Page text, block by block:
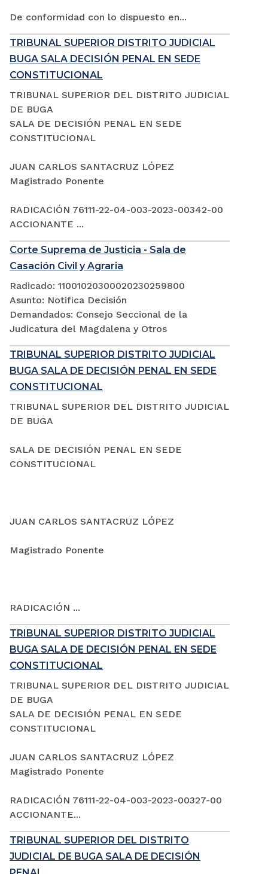
De conformidad con lo dispuesto en...
TRIBUNAL SUPERIOR DISTRITO JUDICIAL
BUGA SALA DECISIÓN PENAL EN SEDE
CONSTITUCIONAL
TRIBUNAL SUPERIOR DEL DISTRITO JUDICIAL
DE BUGA
SALA DE DECISIÓN PENAL EN SEDE
CONSTITUCIONAL
JUAN CARLOS SANTACRUZ LÓPEZ
Magistrado Ponente
RADICACIÓN 76111-22-04-003-2023-00342-00
ACCIONANTE ...
Corte Suprema de Justicia - Sala de
Casación Civil y Agraria
Radicado: 11001020300020230259800
Asunto: Notifica Decisión
Demandados: Consejo Seccional de la
Judicatura del Magdalena y Otros
TRIBUNAL SUPERIOR DISTRITO JUDICIAL
BUGA SALA DE DECISIÓN PENAL EN SEDE
CONSTITUCIONAL
TRIBUNAL SUPERIOR DEL DISTRITO JUDICIAL
DE BUGA
SALA DE DECISIÓN PENAL EN SEDE
CONSTITUCIONAL
JUAN CARLOS SANTACRUZ LÓPEZ
Magistrado Ponente
RADICACIÓN ...
TRIBUNAL SUPERIOR DISTRITO JUDICIAL
BUGA SALA DE DECISIÓN PENAL EN SEDE
CONSTITUCIONAL
TRIBUNAL SUPERIOR DEL DISTRITO JUDICIAL
DE BUGA
SALA DE DECISIÓN PENAL EN SEDE
CONSTITUCIONAL
JUAN CARLOS SANTACRUZ LÓPEZ
Magistrado Ponente
RADICACIÓN 76111-22-04-003-2023-00327-00
ACCIONANTE...
TRIBUNAL SUPERIOR DEL DISTRITO
JUDICIAL DE BUGA SALA DE DECISIÓN